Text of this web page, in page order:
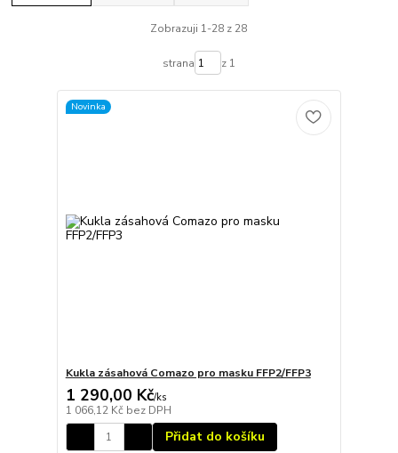
Zobrazuji 1-28 z 28
strana z 1
Novinka
Kukla zásahová Comazo pro masku FFP2/FFP3
1 290,00 Kč/ks
1 066,12 Kč bez DPH
Přidat do košíku